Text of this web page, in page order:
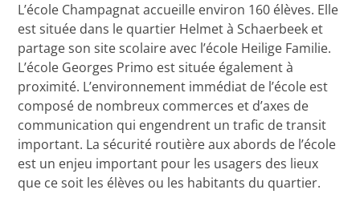
L’école Champagnat accueille environ 160 élèves. Elle
est située dans le quartier Helmet à Schaerbeek et
partage son site scolaire avec l’école Heilige Familie.
L’école Georges Primo est située également à
proximité. L’environnement immédiat de l’école est
composé de nombreux commerces et d’axes de
communication qui engendrent un trafic de transit
important. La sécurité routière aux abords de l’école
est un enjeu important pour les usagers des lieux
que ce soit les élèves ou les habitants du quartier.